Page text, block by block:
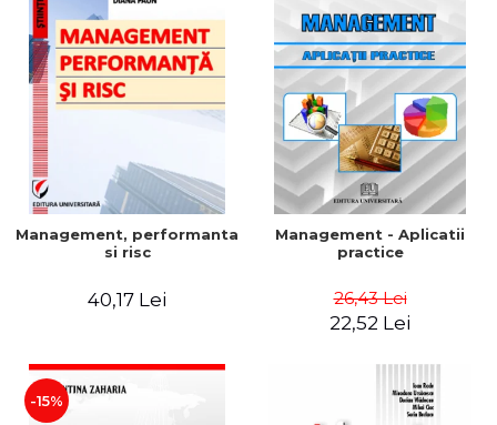
Management, performanta
si risc
40,17 Lei
Management - Aplicatii
practice
26,43 Lei
22,52 Lei
-15%